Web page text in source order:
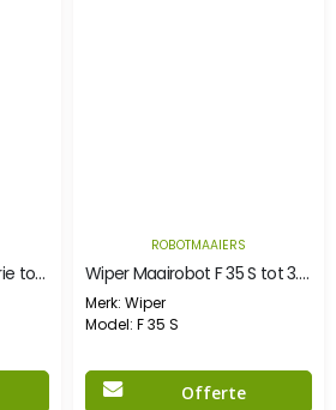
Wiper Maairobot KS-Serie tot 3.200 M²
ROBOTMAAIERS
Wiper Maairobot F 35 S tot 3.200 m²
Merk: Wiper
Model: F 35 S
Offerte